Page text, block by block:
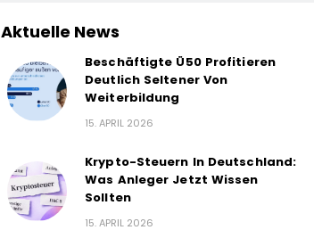
Aktuelle News
Beschäftigte Ü50 Profitieren
Deutlich Seltener Von
Weiterbildung
15. APRIL 2026
Krypto-Steuern In Deutschland:
Was Anleger Jetzt Wissen
Sollten
15. APRIL 2026